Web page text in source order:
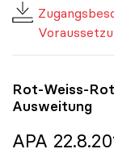
Rot-Weiss-
Ausweitung
APA